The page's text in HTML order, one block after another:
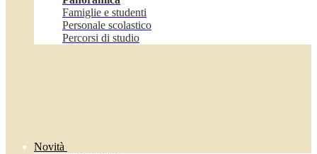
Famiglie e studenti
Personale scolastico
Percorsi di studio
Novità